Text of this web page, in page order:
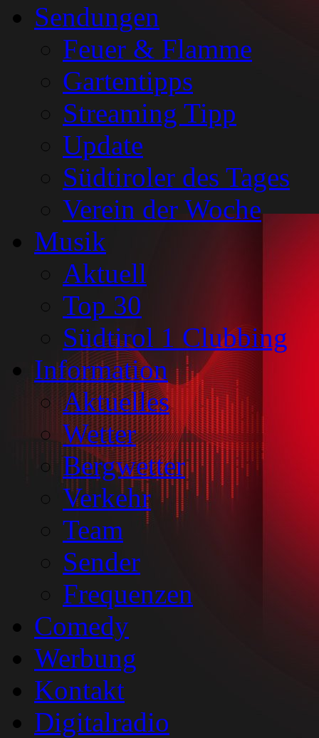
Sendungen
Feuer & Flamme
Gartentipps
Streaming Tipp
Update
Südtiroler des Tages
Verein der Woche
Musik
Aktuell
Top 30
Südtirol 1 Clubbing
Information
Aktuelles
Wetter
Bergwetter
Verkehr
Team
Sender
Frequenzen
Comedy
Werbung
Kontakt
Digitalradio